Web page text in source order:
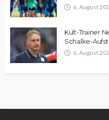
6. August
Kult-Trainer
Schalke-
6. August